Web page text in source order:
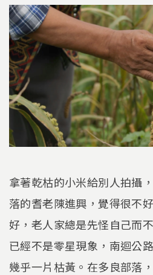
拿著乾枯的小米給別人拍攝
落的耆老陳進興，覺得很不
好，老人家總是先怪自己而
已經不是零星現象，南迴公
幾乎一片枯黃。在多良部落